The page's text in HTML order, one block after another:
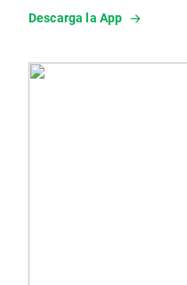
Descarga la App